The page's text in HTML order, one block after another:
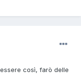
così, farò delle